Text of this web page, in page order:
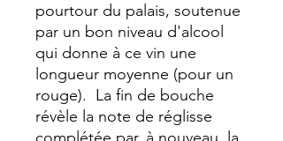
pourtour du palais, soutenue
par un bon niveau d'alcool
qui donne à ce vin une
longueur moyenne (pour un
rouge). La fin de bouche
révèle la note de réglisse